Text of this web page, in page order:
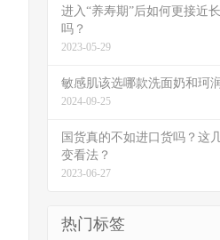
进入“养寿期”后如何更接近
吗？
2023-05-29
敏感肌该选哪款洗面奶和珂
2024-09-25
国货真的不如进口货吗？这
变看法？
2023-06-27
热门标签